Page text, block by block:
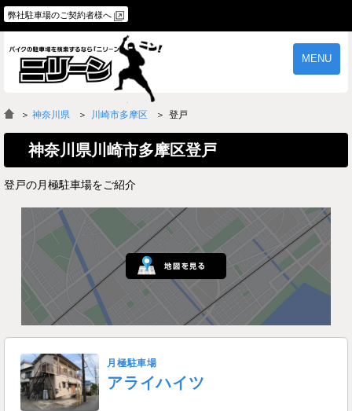
弊社駐車場のご契約者様へ
MENU
物件一覧
よくあるご質問
＞ 神奈川県 川崎市多摩区 登戸
神奈川県川崎市多摩区登戸
登戸の月極駐車場をご紹介
月極駐車場
アライハイツ